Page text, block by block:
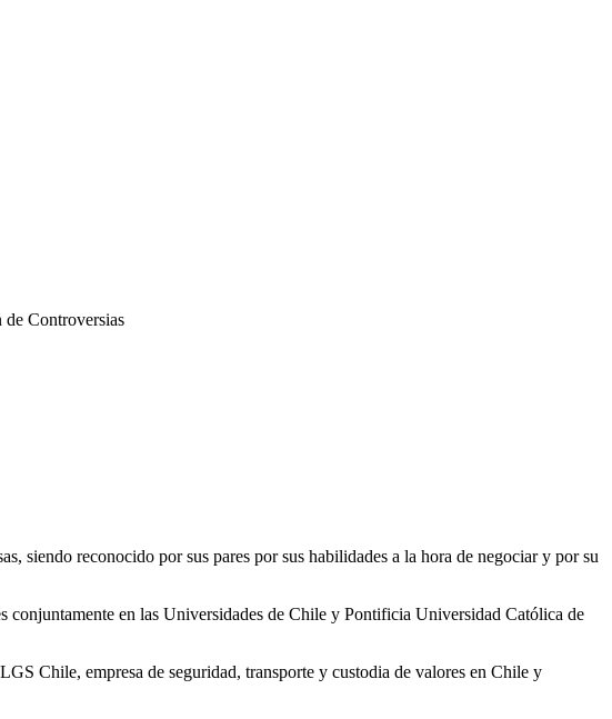
de Controversias
siendo reconocido por sus pares por sus habilidades a la hora de negociar y por su
conjuntamente en las Universidades de Chile y Pontificia Universidad Católica de
Chile, empresa de seguridad, transporte y custodia de valores en Chile y